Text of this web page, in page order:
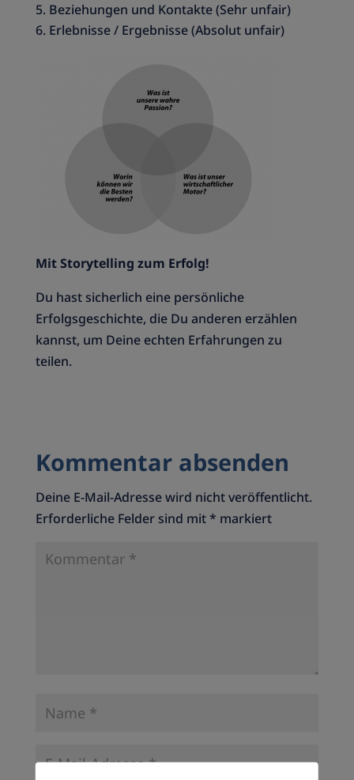
Beziehungen und Kontakte (Sehr unfair)
Erlebnisse / Ergebnisse (Absolut unfair)
Mit Storytelling zum Erfolg!
Du hast sicherlich eine persönliche
Erfolgsgeschichte, die Du anderen erzählen
kannst, um Deine echten Erfahrungen zu
teilen.
Kommentar absenden
Deine E-Mail-Adresse wird nicht veröffentlicht.
Erforderliche Felder sind mit* markiert